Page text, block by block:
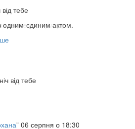
тебе
одним-єдиним актом.
” 06 серпня о 18:30